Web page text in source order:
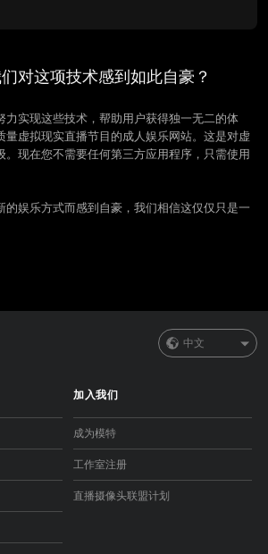
对这项技术感到如此自豪？
力实现这些技术，帮助用户获得独一无二的体
量虚拟现实直播节目的成人娱乐网站。这是对虚
。现在您不需要任何第三方应用程序，只需使用
的娱乐方式而感到自豪，我们相信这仅仅只是一
中文
加入我们
成为模特
工作室注册
直播摄像头联盟计划